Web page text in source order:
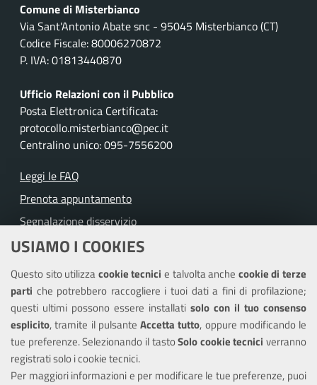
USIAMO I COOKIES
Questo sito utilizzacookie tecnicie talvolta anche cookie di terze
parti che potrebbero raccogliere i tuoi dati a fini di profilazione;
questi ultimi possono essere installati solo con il tuo consenso
esplicito, tramite il pulsante Accetta tutto, oppure modificando le
tue preferenze. Selezionando il tastoSolo cookie tecnici verranno
registrati solo i cookie tecnici.
Per maggiori informazioni e per modificare le tue preferenze, puoi
Comune di Misterbianco
Via Sant'Antonio Abate snc - 95045 Misterbianco (CT)
Codice Fiscale: 80006270872
P. IVA: 01813440870
Ufficio Relazioni con il Pubblico
Posta Elettronica Certificata:
protocollo.misterbianco@pec.it
Centralino unico: 095-7556200
Leggi le FAQ
Prenota appuntamento
Segnalazione disservizio
Richiesta assistenza
Amministrazione trasparente
Informativa privacy
Note legali
Piano di miglioramento del sito
Dichiarazione di accessibilità